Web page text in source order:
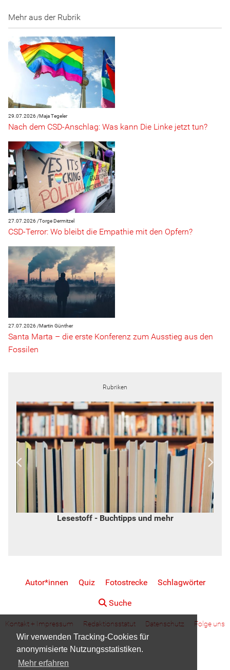
Wir verwenden Tracking-Cookies für
anonymisierte Nutzungsstatistiken.
Mehr erfahren
Mehr aus der Rubrik
29.07.2026 /Maja Tegeler
Nach dem CSD-Anschlag: Was kann Die Linke jetzt tun?
27.07.2026 /Torge Dermitzel
CSD-Terror: Wo bleibt die Empathie mit den Opfern?
27.07.2026 /Martin Günther
Santa Marta – die erste Konferenz zum Ausstieg aus den
Fossilen
Rubriken
Lesestoff - Buchtipps und mehr
Autor*innen Quiz Fotostrecke Schlagwörter
Suche
Kontakt + Impressum Redaktionsstatut Datenschutz Folge uns